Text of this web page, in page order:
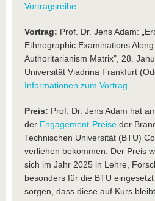
Vortragsreihe
Vortrag: Prof. Dr. Jens Adam:
Ethnographic Examinations
Authoritarianism Matrix", 28.
Universität Viadrina Frankfurt
Informationen zum Vortrag
Preis: Prof. Dr. Jens Adam hat
der Engagement-Preise der
Technischen Universität (BTU)
verliehen bekommen. Der Preis
sich im Jahr 2025 in Lehre,
besonders für die BTU
sorgen, dass diese auf Kurs bleibt.